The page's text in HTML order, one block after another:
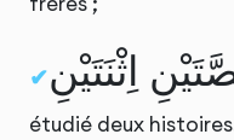
اِثْنَتَيْنِ
étudié deux